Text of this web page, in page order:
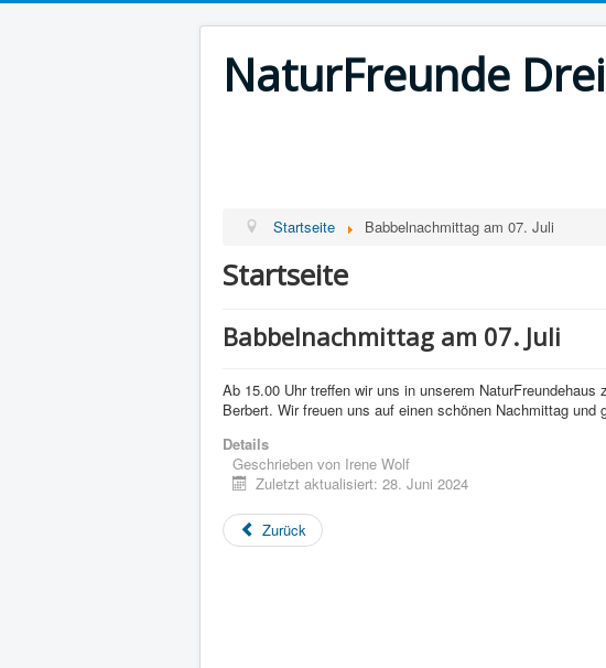
NaturFreunde
Startseite Babbelnachmittag am 07. Juli
Startseite
Babbelnachmittag am 07. Juli
Ab 15.00 Uhr treffen wir uns in unserem
Berbert. Wir freuen uns auf einen schönen Nachmittag und
Details
Geschrieben von Irene Wolf
Zuletzt aktualisiert: 28. Juni 2024
Zurück